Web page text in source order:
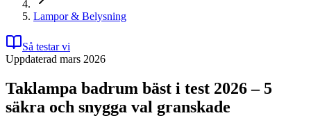
Lampor & Belysning
Så testar vi
Uppdaterad mars 2026
Taklampa badrum bäst i test 2026 – 5
säkra och snygga val granskade